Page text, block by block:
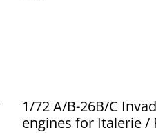
1/72 A/B-26B/C
engines for Italerie /